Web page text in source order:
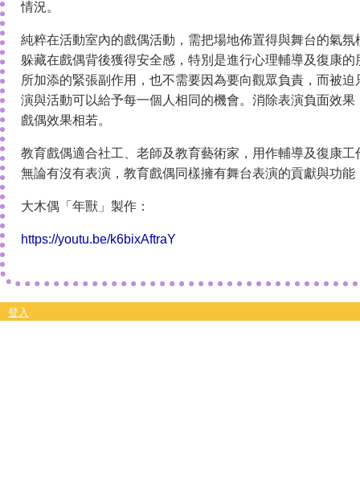
情況。
純粹在活動室內的戲偶活動，需把場地佈置得與舞台的氣
躲藏在戲偶背後獲得安全感，特別是進行心理輔導及復康
所加添的緊張副作用，也不需要因為要向觀眾負責，而被
演與活動可以給予每一個人相同的機會。消除表演負面效
戲偶效果相若。
教育戲偶適合社工、老師及教育藝術家，用作輔導及復康
無論有沒有表演，教育戲偶同樣擁有舞台表演的貢獻與功
大木偶「年獸」製作：
https://youtu.be/k6bixAftraY
登入